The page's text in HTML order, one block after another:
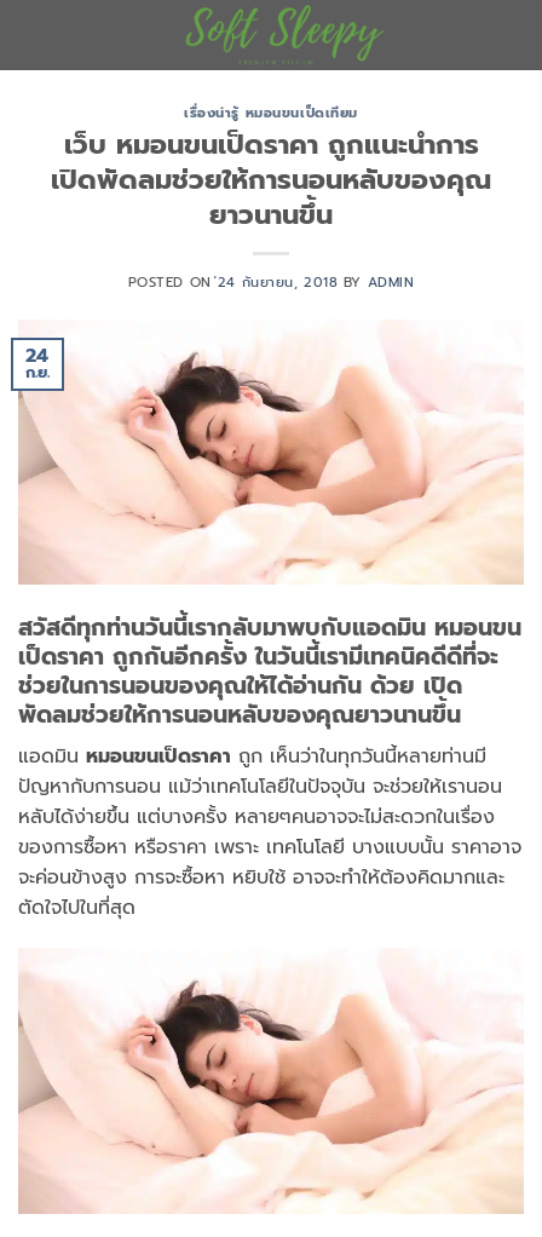
ยัง
เรื่องน่ารู้ หมอนขนเป็ดเทียม
เว็บ หมอนขนเป็ดราคา ถูกแนะนำการ
เปิดพัดลมช่วยให้การนอนหลับของคุณ
ยาวนานขึ้น
POSTED ON่24 กันยายน, 2018 BY ADMIN
24
ก.ย.
สวัสดีทุกท่านวันนี้เรากลับมาพบกับแอดมิน หมอนขน
เป็ดราคา ถูกกันอีกครั้ง ในวันนี้เรามีเทคนิคดีดีที่จะ
ช่วยในการนอนของคุณให้ได้อ่านกัน ด้วย เปิด
พัดลมช่วยให้การนอนหลับของคุณยาวนานขึ้น
แอดมิน หมอนขนเป็ดราคา ถูก เห็นว่าในทุกวันนี้หลายท่านมี
ปัญหากับการนอน แม้ว่าเทคโนโลยีในปัจจุบัน จะช่วยให้เรานอน
หลับได้ง่ายขึ้น แต่บางครั้ง หลายๆคนอาจจะไม่สะดวกในเรื่อง
ของการซื้อหา หรือราคา เพราะ เทคโนโลยี บางแบบนั้น ราคาอาจ
จะค่อนข้างสูง การจะซื้อหา หยิบใช้ อาจจะทำให้ต้องคิดมากและ
ตัดใจไปในที่สุด